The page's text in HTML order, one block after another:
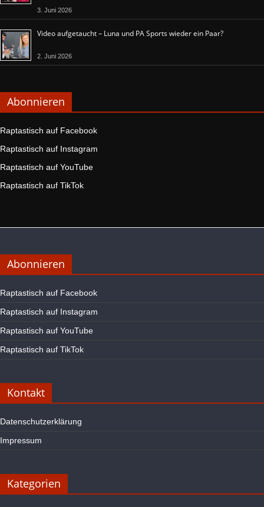
3. Juni 2026
Video aufgetaucht – Luna und PA Sports wieder ein Paar?
2. Juni 2026
Abonnieren
Raptastisch auf Facebook
Raptastisch auf Instagram
Raptastisch auf YouTube
Raptastisch auf TikTok
Abonnieren
Raptastisch auf Facebook
Raptastisch auf Instagram
Raptastisch auf YouTube
Raptastisch auf TikTok
Kontakt
Datenschutzerklärung
Impressum
Kategorien